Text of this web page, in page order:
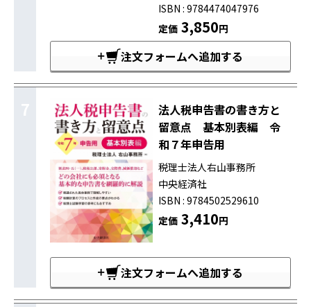
ISBN : 9784474047976
定価3,850円
注文フォームへ追加する
7
法人税申告書の書き方と
留意点 基本別表編 令
和７年申告用
税理士法人右山事務所
中央経済社
ISBN : 9784502529610
定価3,410円
注文フォームへ追加する